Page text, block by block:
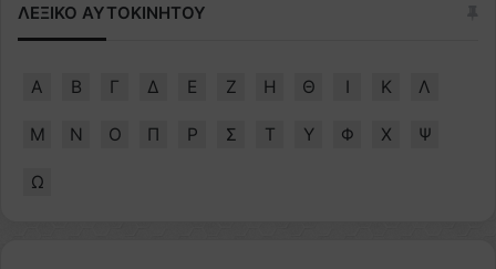
ΛΕΞΙΚΟ ΑΥΤΟΚΙΝΗΤΟΥ
Α Β Γ Δ Ε Ζ Η Θ Ι Κ Λ
Μ Ν Ο Π Ρ Σ Τ Υ Φ Χ Ψ
Ω